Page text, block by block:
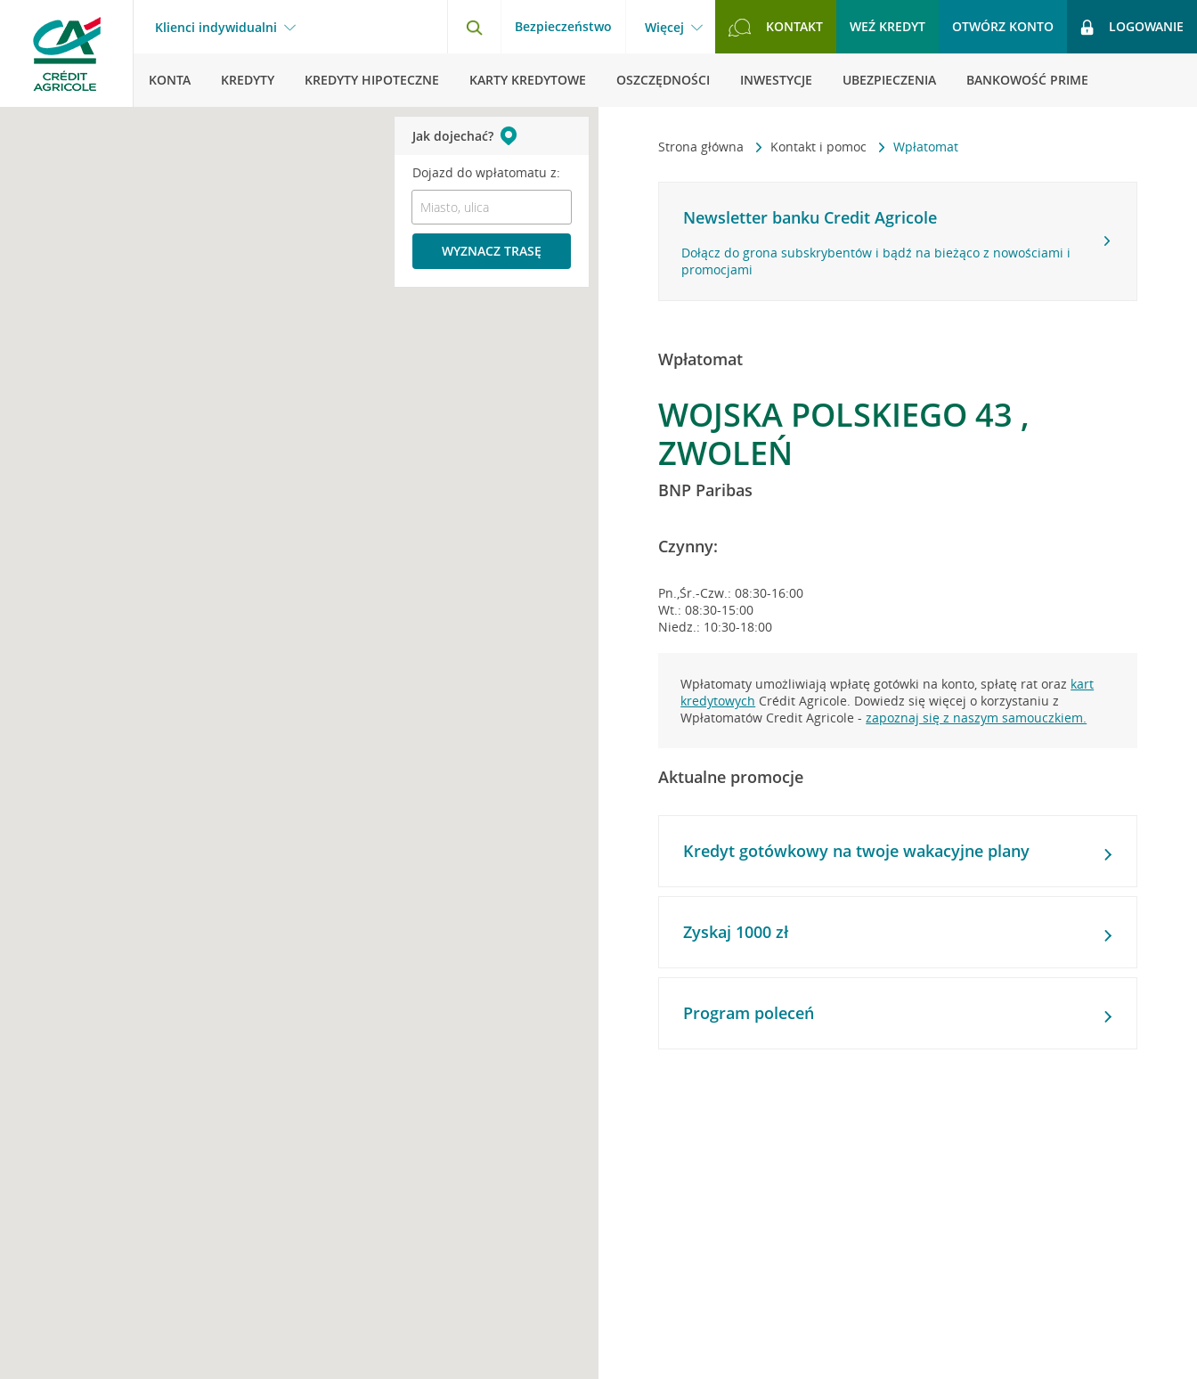
Klienci indywidualni Bezpieczeństwo Więcej KONTAKT WEŹ KREDYT OTWÓRZ KONTO LOGOWANIE
KONTA KREDYTY KREDYTY HIPOTECZNE KARTY KREDYTOWE OSZCZĘDNOŚCI INWESTYCJE UBEZPIECZENIA BANKOWOŚĆ PRIME
Strona główna Kontakt i pomoc Wpłatomat
Newsletter banku Credit Agricole
Dołącz do grona subskrybentów i bądź na bieżąco z nowościami i
promocjami
Wpłatomat
WOJSKA POLSKIEGO 43 ,
ZWOLEŃ
BNP Paribas
Czynny:
Pn.,Śr.-Czw.: 08:30-16:00
Wt.: 08:30-15:00
Niedz.: 10:30-18:00
Wpłatomaty umożliwiają wpłatę gotówki na konto, spłatę rat oraz kart
kredytowych Crédit Agricole. Dowiedz się więcej o korzystaniu z
Wpłatomatów Credit Agricole -zapoznaj się z naszym samouczkiem.
Aktualne promocje
Kredyt gotówkowy na twoje wakacyjne plany
Zyskaj 1000 zł
Program poleceń
Jak dojechać?
Dojazd do wpłatomatu z:
WYZNACZ TRASĘ